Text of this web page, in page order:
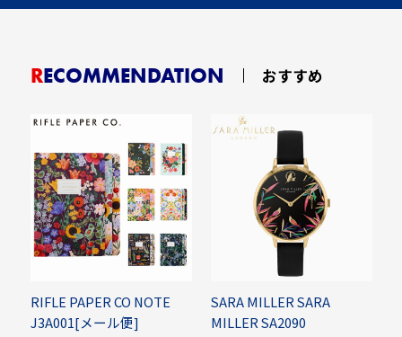
RECOMMENDATION おすすめ
RIFLE PAPER CO NOTE
J3A001[メール便]
SARA MILLER SARA
MILLER SA2090